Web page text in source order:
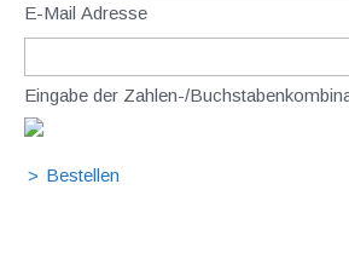
E-Mail Adresse
Eingabe der Zahlen-/